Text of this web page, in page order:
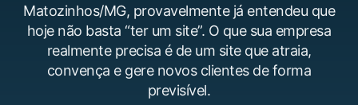
Matozinhos/MG, provavelmente já entendeu que
hoje não basta “ter um site”. O que sua empresa
realmente precisa é de um site que atraia,
convença e gere novos clientes de forma
previsível.